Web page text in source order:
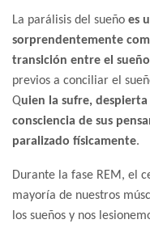
La parálisis del sueño es
sorprendentemente
transición entre el
previos a conciliar el
Quien la sufre,
consciencia de sus
paralizado físicamente.
Durante la fase REM, el
mayoría de nuestros
los sueños y nos